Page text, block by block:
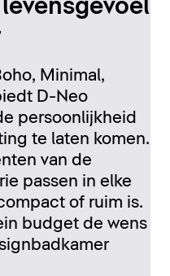
Minimal,
D-Neo
persoonlijkheid
te laten komen.
van de
passen in elke
of ruim is.
budget de wens